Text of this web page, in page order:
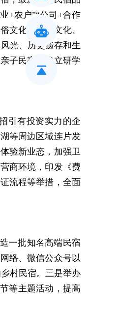
+农户”“公司+合作
文化、美食文化、
光、历史遗存和生
子民宿，建立研学
引有投资实力的企
等周边区域连片发
验新业态，加强卫
商环境，印发《费
流程等举措，全面
一批知名高端民宿
络、微信公众号以
村民宿。三是举办
等主题活动，提高